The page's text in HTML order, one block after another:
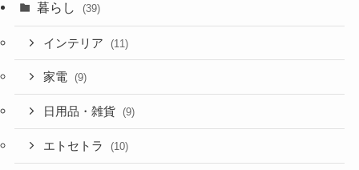
暮らし (39)
インテリア (11)
家電 (9)
日用品・雑貨 (9)
エトセトラ (10)